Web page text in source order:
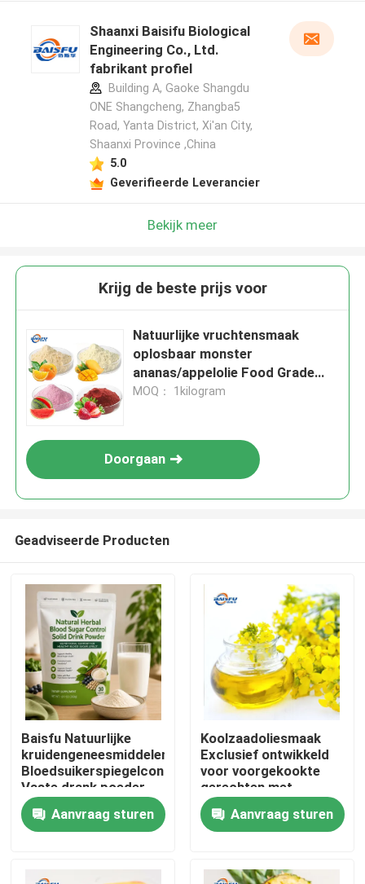
Thuis
Producten
Video's
Shaanxi Baisifu Biological
Engineering Co., Ltd.
fabrikant profiel
Building A, Gaoke Shangdu
ONE Shangcheng, Zhangba5
Road, Yanta District, Xi'an City,
Shaanxi Province ,China
5.0
Geverifieerde Leverancier
Bekijk meer
Krijg de beste prijs voor
Natuurlijke vruchtensmaak
oplosbaar monster
ananas/appelolie Food Grade
aromatisering
MOQ： 1kilogram
Doorgaan
Geadviseerde Producten
Baisfu Natuurlijke
kruidengeneesmiddelen
Bloedsuikerspiegelcontrole
Vaste drank poeder
Moerbei blad Kudzu
wortel Ginseng Goji
bessen Cassia zaad
Aanvraag sturen
Koolzaadoliesmaak
Exclusief ontwikkeld
voor voorgekookte
gerechten met
eetbare olie en
Chinese
kooksystemen
Aanvraag sturen